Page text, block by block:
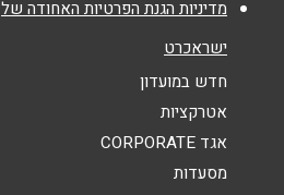
אנא חזרו אלי בקשר ל...
הודעה
מדיניות הגנת הפרטיות האחודה של
ישראכרט
חדש במועדון
אטרקציות
אגד CORPORATE
מסעדות